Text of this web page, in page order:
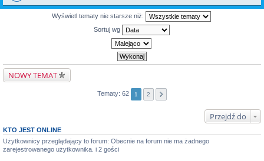
Wyświetl tematy nie starsze niż:
Sortuj wg
NOWY TEMAT
Tematy: 62 1 2
Przejdź do
KTO JEST ONLINE
Użytkownicy przeglądający to forum: Obecnie na forum nie ma żadnego
zarejestrowanego użytkownika. i 2 gości